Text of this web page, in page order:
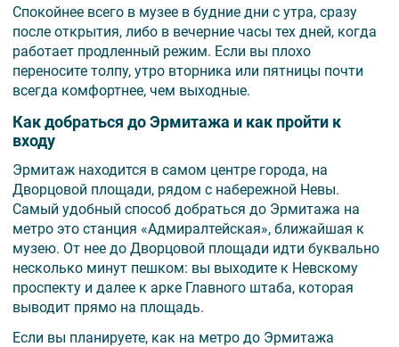
Спокойнее всего в музее в будние дни с утра, сразу
после открытия, либо в вечерние часы тех дней, когда
работает продленный режим. Если вы плохо
переносите толпу, утро вторника или пятницы почти
всегда комфортнее, чем выходные.
Как добраться до Эрмитажа и как пройти к
входу
Эрмитаж находится в самом центре города, на
Дворцовой площади, рядом с набережной Невы.
Самый удобный способ добраться до Эрмитажа на
метро это станция «Адмиралтейская», ближайшая к
музею. От нее до Дворцовой площади идти буквально
несколько минут пешком: вы выходите к Невскому
проспекту и далее к арке Главного штаба, которая
выводит прямо на площадь.
Если вы планируете, как на метро до Эрмитажа